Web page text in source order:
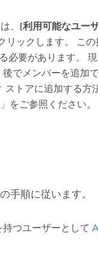
、 [利用可能なユー
リックします。 こ
必要があります。
でメンバーを追加
ストアに追加する方
」をご参照ください。
手順に従います。
持つユーザーとして